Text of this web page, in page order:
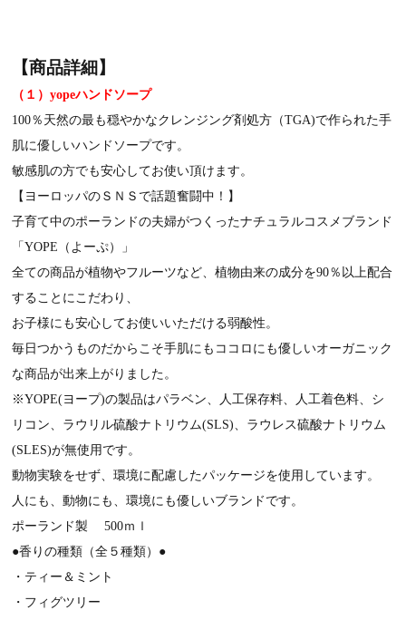
【商品詳細】
（１）yopeハンドソープ
100％天然の最も穏やかなクレンジング剤処方（TGA)で作られた手
肌に優しいハンドソープです。
敏感肌の方でも安心してお使い頂けます。
【ヨーロッパのＳＮＳで話題奮闘中！】
子育て中のポーランドの夫婦がつくったナチュラルコスメブランド
「YOPE（よーぷ）」
全ての商品が植物やフルーツなど、植物由来の成分を90％以上配合
することにこだわり、
お子様にも安心してお使いいただける弱酸性。
毎日つかうものだからこそ手肌にもココロにも優しいオーガニック
な商品が出来上がりました。
※YOPE(ヨープ)の製品はパラベン、人工保存料、人工着色料、シ
リコン、ラウリル硫酸ナトリウム(SLS)、ラウレス硫酸ナトリウム
(SLES)が無使用です。
動物実験をせず、環境に配慮したパッケージを使用しています。
人にも、動物にも、環境にも優しいブランドです。
ポーランド製 500ｍｌ
●香りの種類（全５種類）●
・ティー＆ミント
・フィグツリー